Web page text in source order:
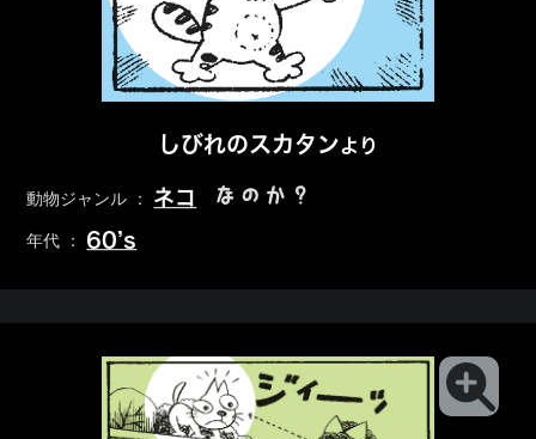
しびれのスカタンより
動物ジャンル ： ネコ なのか？
年代 ： 60’s